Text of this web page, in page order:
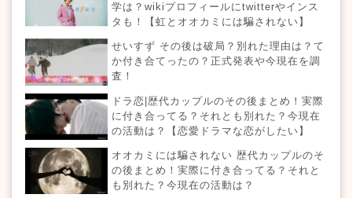
学は？wikiプロフィールにtwitterやインス
タも！【虹とオオカミには騙されない】
せいすず その後は破局？別れた理由は？て
か付き合てったの？正式発表や今現在を調
査！
ドラ恋|歴代カップルのその後まとめ！実際
に付き合ってる？それとも別れた？今現在
の活動は？【恋愛ドラマな恋がしたい】
オオカミには騙されない 歴代カップルのそ
の後まとめ！実際に付き合ってる？それと
も別れた？今現在の活動は？